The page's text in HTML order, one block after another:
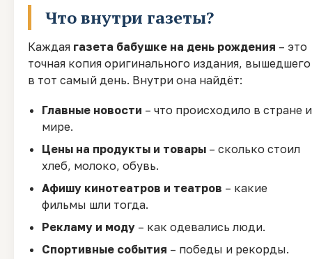
Что внутри газеты?
Каждая газета бабушке на день рождения – это
точная копия оригинального издания, вышедшего
в тот самый день. Внутри она найдёт:
Главные новости – что происходило в стране и
мире.
Цены на продукты и товары – сколько стоил
хлеб, молоко, обувь.
Афишу кинотеатров и театров – какие
фильмы шли тогда.
Рекламу и моду – как одевались люди.
Спортивные события – победы и рекорды.